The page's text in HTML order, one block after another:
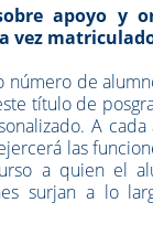
apoyo y
vez
número de
título de
A
las
a quien el
surjan a lo